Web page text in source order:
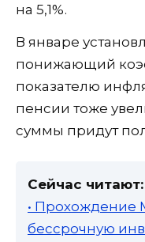
на 5,1%.
В январе
понижающий
показателю
пенсии тоже
суммы придут
Сейчас читают:
• Прохождение
бессрочную